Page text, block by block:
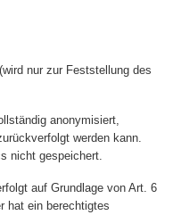
nur zur Feststellung des
anonymisiert,
werden kann.
nicht gespeichert.
auf Grundlage von Art. 6
hat ein berechtigtes